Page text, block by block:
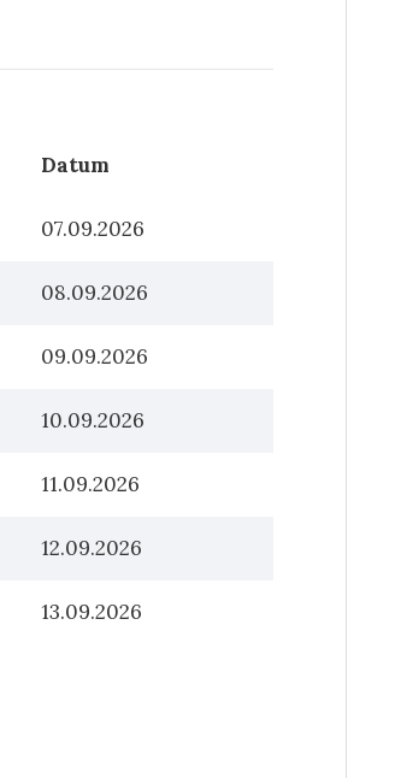
Datum
07.09.2026
08.09.2026
09.09.2026
10.09.2026
11.09.2026
12.09.2026
13.09.2026